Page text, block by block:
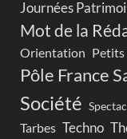
Journées
Mot de la
Orientation Petits
Pôle France
Société
Tarbes Techno